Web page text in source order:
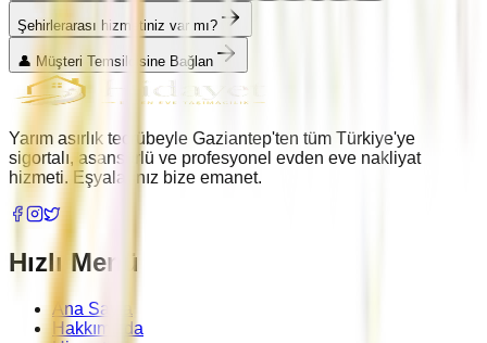
Şehirlerarası hizmetiniz var mı?
👤 Müşteri Temsilcisine Bağlan
Yarım asırlık tecrübeyle Gaziantep'ten tüm Türkiye'ye
sigortalı, asansörlü ve profesyonel evden eve nakliyat
hizmeti. Eşyalarınız bize emanet.
Hızlı Menü
Ana Sayfa
Hakkımızda